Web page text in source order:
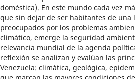
doméstica). En este mundo cada vez
que sin dejar de ser habitantes de una
preocupados por los problemas
climático, emerge la seguridad
relevancia mundial de la agenda
reflexión se analizan y evalúan las
Venezuela: climática, geológica,